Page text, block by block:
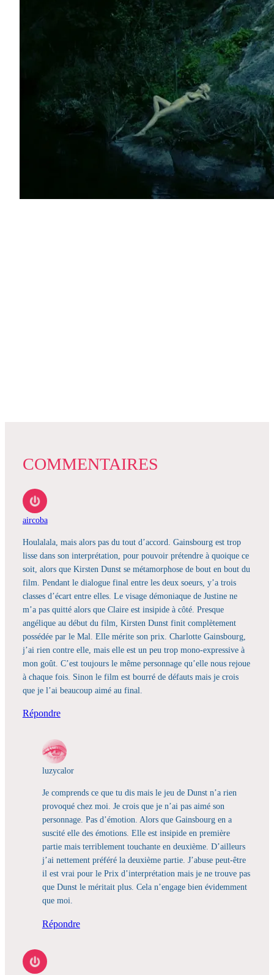
COMMENTAIRES
aircoba
Houlalala, mais alors pas du tout d’accord. Gainsbourg est trop
lisse dans son interprétation, pour pouvoir prétendre à quoique ce
soit, alors que Kirsten Dunst se métamorphose de bout en bout du
film. Pendant le dialogue final entre les deux soeurs, y’a trois
classes d’écart entre elles. Le visage démoniaque de Justine ne
m’a pas quitté alors que Claire est insipide à côté. Presque
angélique au début du film, Kirsten Dunst finit complètement
possédée par le Mal. Elle mérite son prix. Charlotte Gainsbourg,
j’ai rien contre elle, mais elle est un peu trop mono-expressive à
mon goût. C’est toujours le même personnage qu’elle nous rejoue
à chaque fois. Sinon le film est bourré de défauts mais je crois
que je l’ai beaucoup aimé au final.
Répondre
luzycalor
Je comprends ce que tu dis mais le jeu de Dunst n’a rien
provoqué chez moi. Je crois que je n’ai pas aimé son
personnage. Pas d’émotion. Alors que Gainsbourg en a
suscité elle des émotions. Elle est insipide en première
partie mais terriblement touchante en deuxième. D’ailleurs
j’ai nettement préféré la deuxième partie. J’abuse peut-être
il est vrai pour le Prix d’interprétation mais je ne trouve pas
que Dunst le méritait plus. Cela n’engage bien évidemment
que moi.
Répondre